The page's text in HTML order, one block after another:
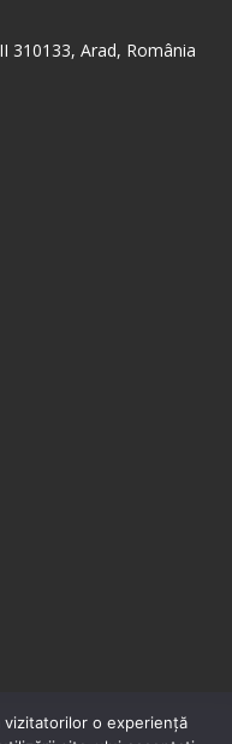
310133, Arad, România
o experienţă